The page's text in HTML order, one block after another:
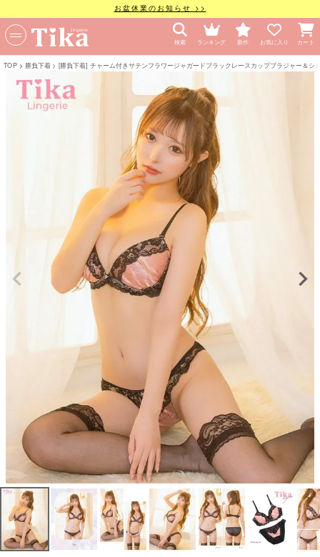
お盆休業のお知らせ >>
検索 ランキング 新作 お気に入り カート
TOP 勝負下着 [勝負下着] チャーム付きサテンフラワージャガードブラックレースカップブラジャー＆シ